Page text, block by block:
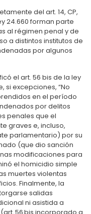
del art. 14, CP,
24.660 forman parte
al régimen penal y de
a distintos institutos de
por algunos
el art. 56 bis de la ley
si excepciones, “No
en el período
por delitos
penales que el
graves e, incluso,
parlamentario) por su
(que dio sanción
modificaciones para
el homicidio simple
muertes violentas
Finalmente, la
salidas
ni asistida a
56 bis incorporado a